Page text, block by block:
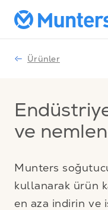
Ürünler
ve
Munters
kullanarak ürün
en aza indirin ve